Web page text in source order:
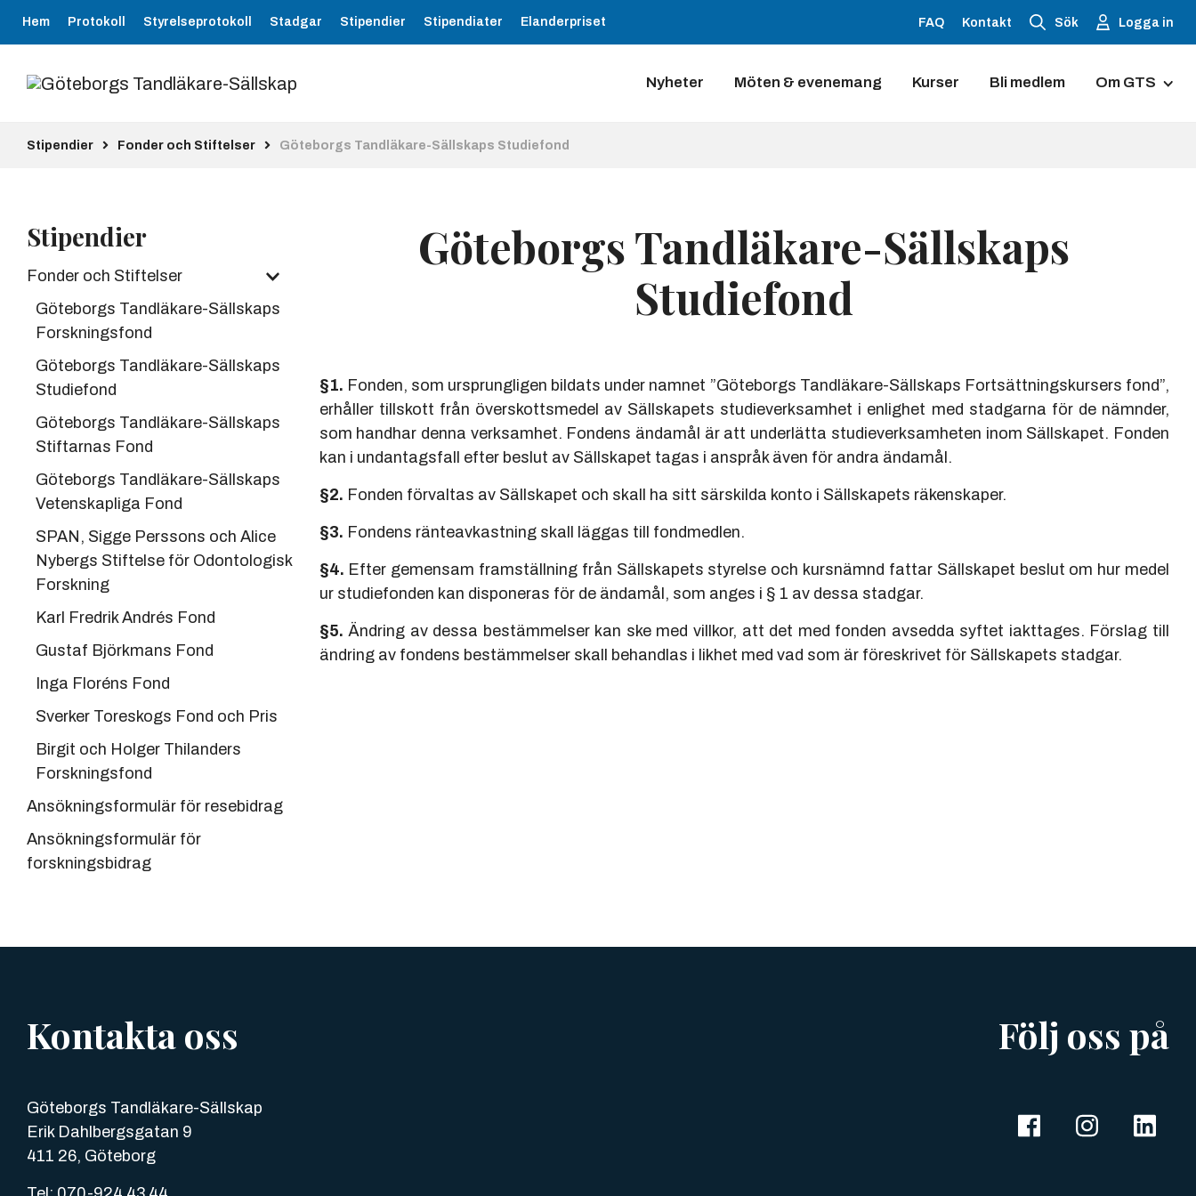
Hem Protokoll Styrelseprotokoll Stadgar Stipendier Stipendiater Elanderpriset FAQ Kontakt Sök Logga in
Nyheter Möten & evenemang Kurser Bli medlem Om GTS
GTS 100 år
Stipendier Fonder och Stiftelser Göteborgs Tandläkare-Sällskaps Studiefond
Stipendier
Fonder och Stiftelser
Göteborgs Tandläkare-Sällskaps
Forskningsfond
Göteborgs Tandläkare-Sällskaps
Studiefond
Göteborgs Tandläkare-Sällskaps
Stiftarnas Fond
Göteborgs Tandläkare-Sällskaps
Vetenskapliga Fond
SPAN, Sigge Perssons och Alice
Nybergs Stiftelse för Odontologisk
Forskning
Karl Fredrik Andrés Fond
Gustaf Björkmans Fond
Inga Floréns Fond
Sverker Toreskogs Fond och Pris
Birgit och Holger Thilanders
Forskningsfond
Ansökningsformulär för resebidrag
Ansökningsformulär för
forskningsbidrag
Göteborgs Tandläkare-Sällskaps
Studiefond
§1. Fonden, som ursprungligen bildats under namnet ”Göteborgs Tandläkare-Sällskaps Fortsättningskursers fond”,
erhåller tillskott från överskottsmedel av Sällskapets studieverksamhet i enlighet med stadgarna för de nämnder,
som handhar denna verksamhet. Fondens ändamål är att underlätta studieverksamheten inom Sällskapet. Fonden
kan i undantagsfall efter beslut av Sällskapet tagas i anspråk även för andra ändamål.
§2. Fonden förvaltas av Sällskapet och skall ha sitt särskilda konto i Sällskapets räkenskaper.
§3. Fondens ränteavkastning skall läggas till fondmedlen.
§4. Efter gemensam framställning från Sällskapets styrelse och kursnämnd fattar Sällskapet beslut om hur medel
ur studiefonden kan disponeras för de ändamål, som anges i § 1 av dessa stadgar.
§5. Ändring av dessa bestämmelser kan ske med villkor, att det med fonden avsedda syftet iakttages. Förslag till
ändring av fondens bestämmelser skall behandlas i likhet med vad som är föreskrivet för Sällskapets stadgar.
Kontakta oss
Göteborgs Tandläkare-Sällskap
Erik Dahlbergsgatan 9
411 26, Göteborg
Följ oss på